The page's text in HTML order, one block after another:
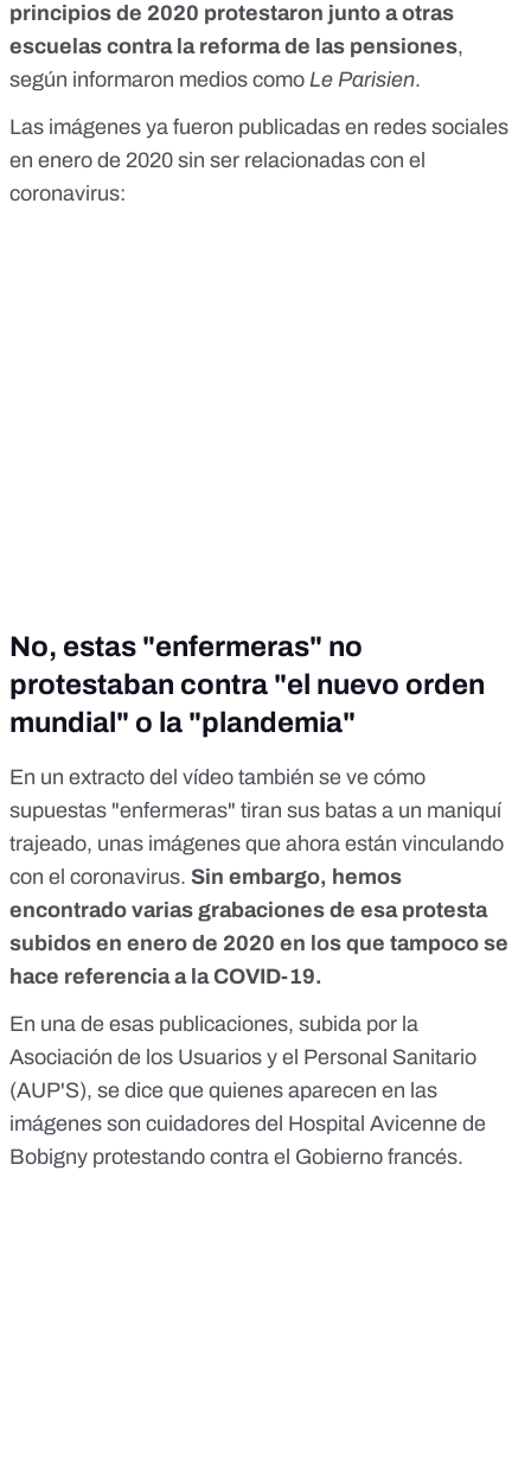
principios de 2020 protestaron junto a otras
escuelas contra la reforma de las pensiones,
según informaron medios como Le Parisien.
Las imágenes ya fueron publicadas en redes sociales
en enero de 2020 sin ser relacionadas con el
coronavirus:
No, estas "enfermeras" no
protestaban contra "el nuevo orden
mundial" o la "plandemia"
En un extracto del vídeo también se ve cómo
supuestas "enfermeras" tiran sus batas a un maniquí
trajeado, unas imágenes que ahora están vinculando
con el coronavirus. Sin embargo, hemos
encontrado varias grabaciones de esa protesta
subidos en enero de 2020 en los que tampoco se
hace referencia a la COVID-19.
En una de esas publicaciones, subida por la
Asociación de los Usuarios y el Personal Sanitario
(AUP'S), se dice que quienes aparecen en las
imágenes son cuidadores del Hospital Avicenne de
Bobigny protestando contra el Gobierno francés.